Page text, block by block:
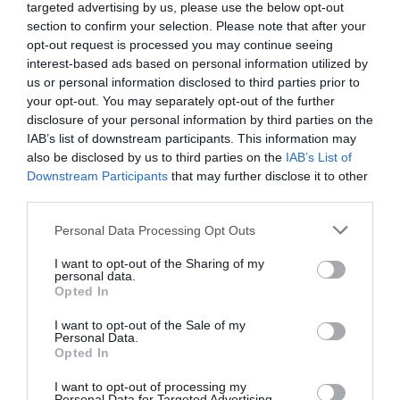
targeted advertising by us, please use the below opt-out
section to confirm your selection. Please note that after your
opt-out request is processed you may continue seeing
interest-based ads based on personal information utilized by
us or personal information disclosed to third parties prior to
your opt-out. You may separately opt-out of the further
disclosure of your personal information by third parties on the
IAB’s list of downstream participants. This information may
also be disclosed by us to third parties on the IAB’s List of
Downstream Participants that may further disclose it to other
Personal Data Processing Opt Outs
I want to opt-out of the Sharing of my
personal data.
Opted In
I want to opt-out of the Sale of my
Personal Data.
Opted In
I want to opt-out of processing my
„Az igényekre reagálva
EGY OLYAN KONSTRUKCIÓT KÍNÁLUNK A
MEGRENDELŐKNEK, AMELYNEK SORÁN
MÁR A TERVEZÉSI FÁZISBAN FIXÁLJUK A
KULCSRAKÉSZ ÁLLAPOT BEKERÜLÉSI
KÖLTSÉGÉT, ÉS EHHEZ VÉGIG TARTJUK IS
MAGUNKAT,
ár. Megtervezünk a szaniterekig és a
villanykapcsolókig mindent,
engedélyeztetjük és mi is kivitelezzük. A
végigvisszük egy családi ház projektjét, és ez
egyedi tervezésre vonatkozik, tehát nem egy
mintaház legyártására” – vázolja új